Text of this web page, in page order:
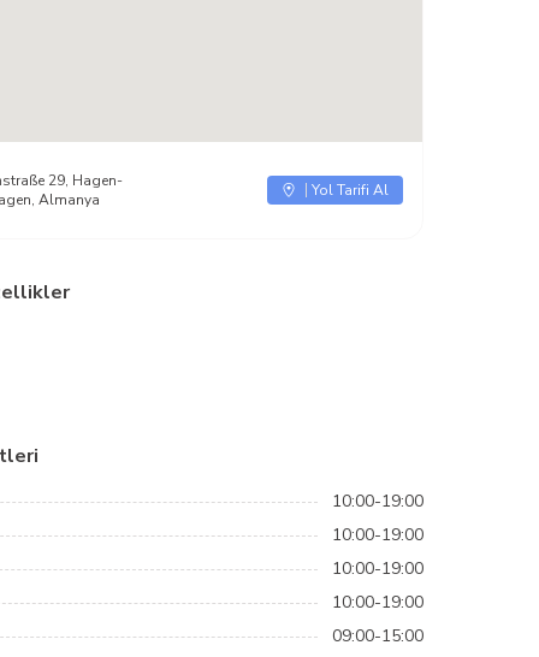
29, Hagen-
Almanya
Yol Tarifi Al
10:00-19:00
10:00-19:00
10:00-19:00
10:00-19:00
09:00-15:00